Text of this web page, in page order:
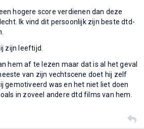
hogere score verdienen dan deze
Ik vind dit persoonlijk zijn beste dtd-
zijn leeftijd.
hem af te lezen maar dat is al het geval
van zijn vechtscene doet hij zelf
gemotiveerd was en het niet liet doen
in zoveel andere dtd films van hem.